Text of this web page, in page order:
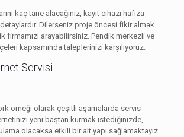
kaç tane alacağınız, kayıt cihazı hafıza
Dilerseniz proje öncesi fikir almak
firmamızı arayabilirsiniz. Pendik merkezli ve
kapsamında taleplerinizi karşılıyoruz.
Servisi
örneği olarak çeşitli aşamalarda servis
yeni baştan kurmak istediğinizde,
olacaksa etkili bir alt yapı sağlamaktayız.